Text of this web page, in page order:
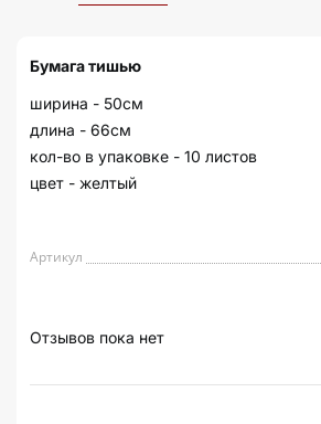
Бумага тишью
ширина - 50см
длина - 66см
кол-во в упаковке - 10 листов
цвет - желтый
Артикул
Отзывов пока нет